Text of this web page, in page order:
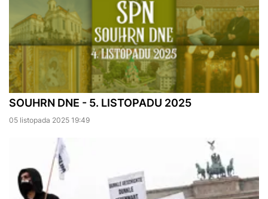
SOUHRN DNE - 5. LISTOPADU 2025
05 listopada 2025 19:49